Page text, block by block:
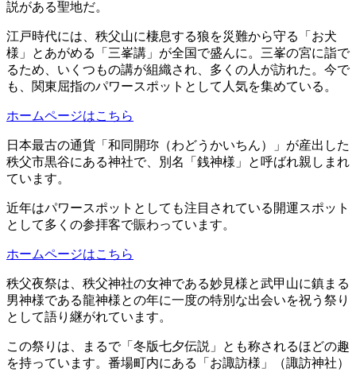
説がある聖地だ。
江戸時代には、秩父山に棲息する狼を災難から守る「お犬
様」とあがめる「三峯講」が全国で盛んに。三峯の宮に詣で
るため、いくつもの講が組織され、多くの人が訪れた。今で
も、関東屈指のパワースポットとして人気を集めている。
ホームページはこちら
日本最古の通貨「和同開珎（わどうかいちん）」が産出した
秩父市黒谷にある神社で、別名「銭神様」と呼ばれ親しまれ
ています。
近年はパワースポットとしても注目されている開運スポット
として多くの参拝客で賑わっています。
ホームページはこちら
秩父夜祭は、秩父神社の女神である妙見様と武甲山に鎮まる
男神様である龍神様との年に一度の特別な出会いを祝う祭り
として語り継がれています。
この祭りは、まるで「冬版七夕伝説」とも称されるほどの趣
を持っています。番場町内にある「お諏訪様」（諏訪神社）